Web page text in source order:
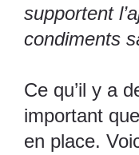
supportent
condiments
Ce qu’il y a
important
en place.